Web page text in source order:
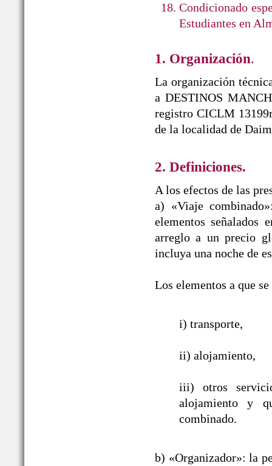
Condicionado
Estudiantes en
1. Organización.
La organización
a DESTINOS
registro CICLM
de la localidad de
2. Definiciones.
A los efectos de las
a) «Viaje
elementos señalados
arreglo a un precio
incluya una noche de
Los elementos a que
i) transporte,
ii) alojamiento,
iii) otros
alojamiento y
combinado.
b) «Organizador»: la